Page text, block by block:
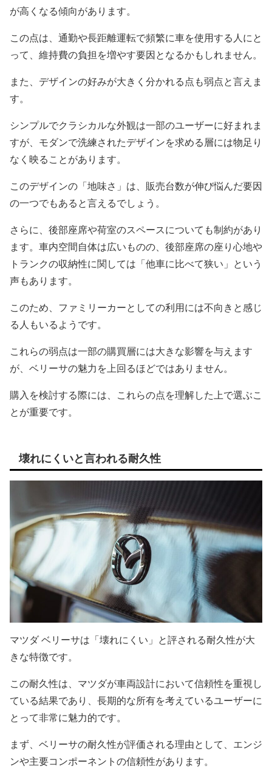
が高くなる傾向があります。
この点は、通勤や長距離運転で頻繁に車を使用する人にと
って、維持費の負担を増やす要因となるかもしれません。
また、デザインの好みが大きく分かれる点も弱点と言えま
す。
シンプルでクラシカルな外観は一部のユーザーに好まれま
すが、モダンで洗練されたデザインを求める層には物足り
なく映ることがあります。
このデザインの「地味さ」は、販売台数が伸び悩んだ要因
の一つでもあると言えるでしょう。
さらに、後部座席や荷室のスペースについても制約があり
ます。車内空間自体は広いものの、後部座席の座り心地や
トランクの収納性に関しては「他車に比べて狭い」という
声もあります。
このため、ファミリーカーとしての利用には不向きと感じ
る人もいるようです。
これらの弱点は一部の購買層には大きな影響を与えます
が、ベリーサの魅力を上回るほどではありません。
購入を検討する際には、これらの点を理解した上で選ぶこ
とが重要です。
壊れにくいと言われる耐久性
マツダ ベリーサは「壊れにくい」と評される耐久性が大
きな特徴です。
この耐久性は、マツダが車両設計において信頼性を重視し
ている結果であり、長期的な所有を考えているユーザーに
とって非常に魅力的です。
まず、ベリーサの耐久性が評価される理由として、エンジ
ンや主要コンポーネントの信頼性があります。